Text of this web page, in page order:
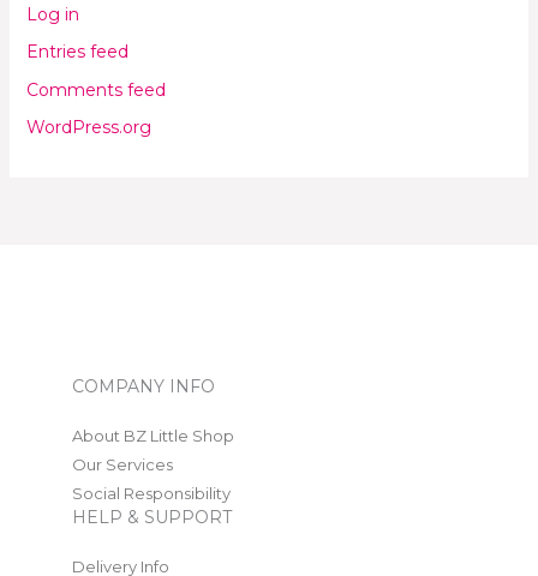
Log in
Entries feed
Comments feed
WordPress.org
COMPANY INFO
About BZ Little Shop
Our Services
Social Responsibility
HELP & SUPPORT
Delivery Info